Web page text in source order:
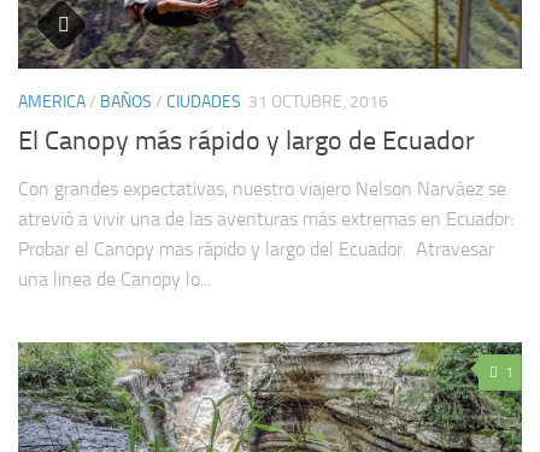
AMERICA/ BAÑOS / CIUDADES 31 OCTUBRE, 2016
El Canopy más rápido y largo de Ecuador
Con grandes expectativas, nuestro viajero Nelson Narváez se
atrevió a vivir una de las aventuras más extremas en Ecuador:
Probar el Canopy mas rápido y largo del Ecuador. Atravesar
una linea de Canopy lo...
1